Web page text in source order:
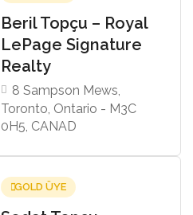
Beril Topçu – Royal
LePage Signature
Realty
8 Sampson Mews,
Toronto, Ontario - M3C
0H5, CANAD
GOLD ÜYE